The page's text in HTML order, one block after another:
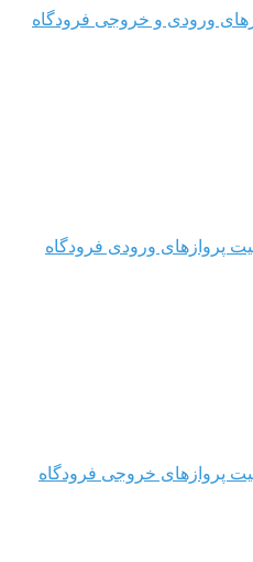
ورودی و خروجی فرودگاه
پروازهای ورودی فرودگاه
پروازهای خروجی فرودگاه